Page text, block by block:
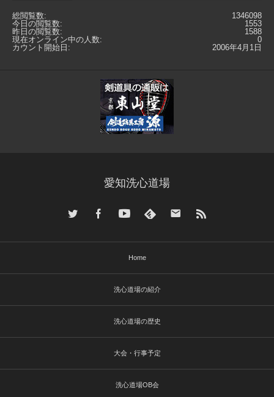
1346098
総閲覧数:
1553
今日の閲覧数:
1588
昨日の閲覧数:
0
現在オンライン中の人数:
2006年4月1日
カウント開始日:
愛知洗心道場
Home
洗心道場の紹介
洗心道場の歴史
大会・行事予定
洗心道場OB会